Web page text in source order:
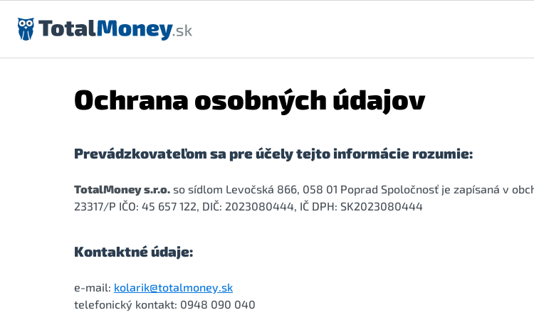
Preskočiť na obsah
Ochrana osobných údajov
Prevádzkovateľom sa pre účely tejto informácie rozumie:
TotalMoney s.r.o. so sídlom Levočská 866, 058 01 Poprad Spoločnosť je zapísaná v
23317/P IČO: 45 657 122, DIČ: 2023080444, IČ DPH: SK2023080444
Kontaktné údaje:
e-mail: kolarik@totalmoney.sk
telefonický kontakt: 0948 090 040